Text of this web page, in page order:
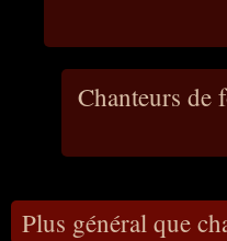
Chanteurs de
Plus général que